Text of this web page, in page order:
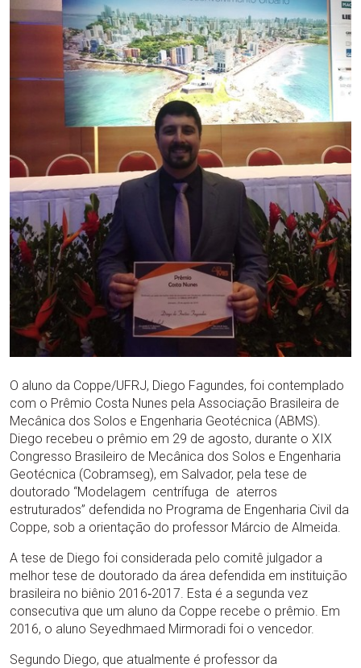
O aluno da Coppe/UFRJ, Diego Fagundes, foi contemplado
com o Prêmio Costa Nunes pela Associação Brasileira de
Mecânica dos Solos e Engenharia Geotécnica (ABMS).
Diego recebeu o prêmio em 29 de agosto, durante o XIX
Congresso Brasileiro de Mecânica dos Solos e Engenharia
Geotécnica (Cobramseg), em Salvador, pela tese de
doutorado “Modelagem centrífuga de aterros
estruturados” defendida no Programa de Engenharia Civil da
Coppe, sob a orientação do professor Márcio de Almeida.
A tese de Diego foi considerada pelo comitê julgador a
melhor tese de doutorado da área defendida em instituição
brasileira no biênio 2016‐2017. Esta é a segunda vez
consecutiva que um aluno da Coppe recebe o prêmio. Em
2016, o aluno Seyedhmaed Mirmoradi foi o vencedor.
Segundo Diego, que atualmente é professor da